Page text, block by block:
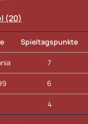
(20)
Spieltagspunkte
7
6
4